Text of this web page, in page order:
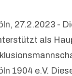
27.2.2023 -
als
1904 e.V.